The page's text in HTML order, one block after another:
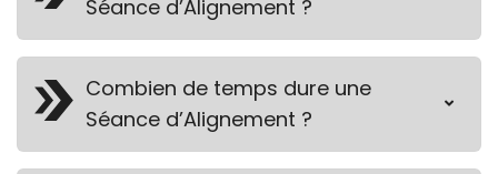
Séance d’Alignement ?
Combien de temps dure une
Séance d’Alignement ?